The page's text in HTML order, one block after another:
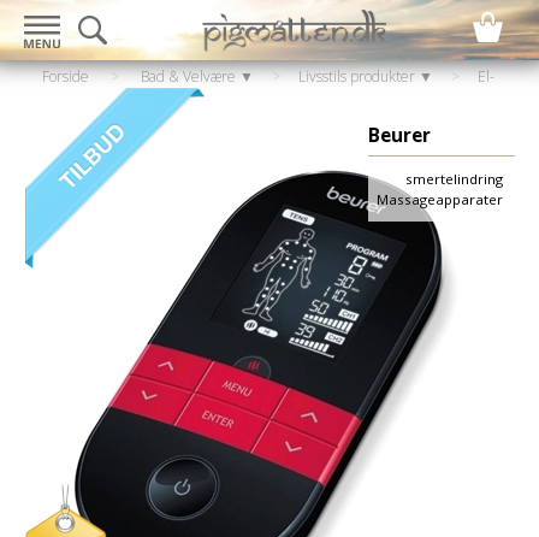
Forside > Bad & Velvære ▼ > Livsstils produkter ▼ >
El-
Muskelstimulator
Beurer
smertelindring
Massageapparater